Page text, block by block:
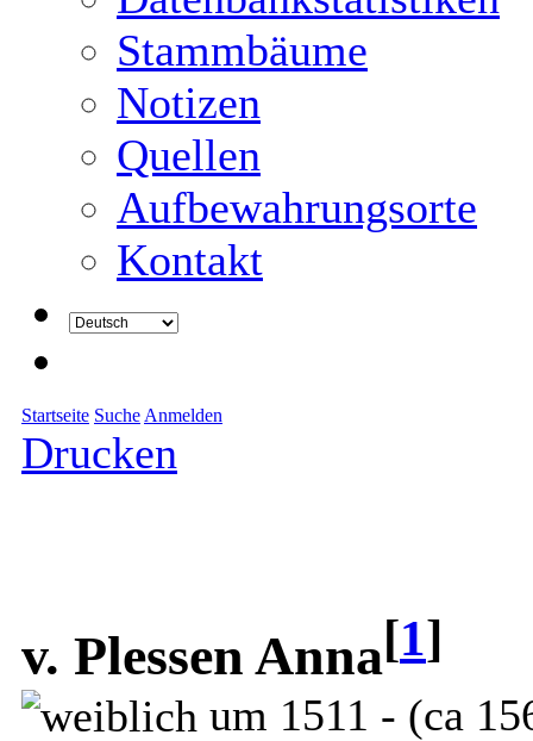
Stammbäume
Notizen
Quellen
Aufbewahrungsorte
Kontakt
Startseite Suche Anmelden
Drucken
v. Plessen Anna[1]
um 1511 - (ca